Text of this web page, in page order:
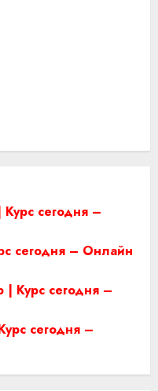
сегодня –
сегодня – Онлайн
Курс сегодня –
сегодня –